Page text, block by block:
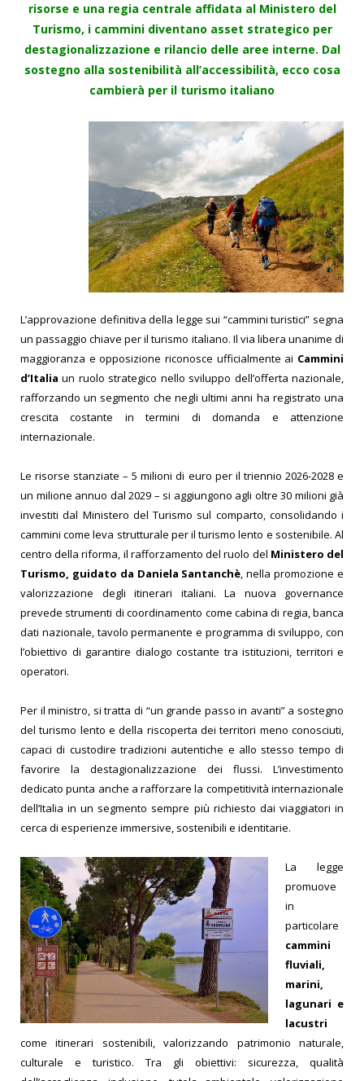
risorse e una regia centrale affidata al Ministero del
Turismo, i cammini diventano asset strategico per
destagionalizzazione e rilancio delle aree interne. Dal
sostegno alla sostenibilità all’accessibilità, ecco cosa
cambierà per il turismo italiano
L’approvazione definitiva della legge sui “cammini turistici” segna
un passaggio chiave per il turismo italiano. Il via libera unanime di
maggioranza e opposizione riconosce ufficialmente ai Cammini
d’Italia un ruolo strategico nello sviluppo dell’offerta nazionale,
rafforzando un segmento che negli ultimi anni ha registrato una
crescita costante in termini di domanda e attenzione
internazionale.
Le risorse stanziate – 5 milioni di euro per il triennio 2026-2028 e
un milione annuo dal 2029 – si aggiungono agli oltre 30 milioni già
investiti dal Ministero del Turismo sul comparto, consolidando i
cammini come leva strutturale per il turismo lento e sostenibile. Al
centro della riforma, il rafforzamento del ruolo del Ministero del
Turismo, guidato da Daniela Santanchè, nella promozione e
valorizzazione degli itinerari italiani. La nuova governance
prevede strumenti di coordinamento come cabina di regia, banca
dati nazionale, tavolo permanente e programma di sviluppo, con
l’obiettivo di garantire dialogo costante tra istituzioni, territori e
operatori.
Per il ministro, si tratta di “un grande passo in avanti” a sostegno
del turismo lento e della riscoperta dei territori meno conosciuti,
capaci di custodire tradizioni autentiche e allo stesso tempo di
favorire la destagionalizzazione dei flussi. L’investimento
dedicato punta anche a rafforzare la competitività internazionale
dell’Italia in un segmento sempre più richiesto dai viaggiatori in
cerca di esperienze immersive, sostenibili e identitarie.
La legge
promuove
in
particolare
cammini
fluviali,
marini,
lagunari e
lacustri
come itinerari sostenibili, valorizzando patrimonio naturale,
culturale e turistico. Tra gli obiettivi: sicurezza, qualità